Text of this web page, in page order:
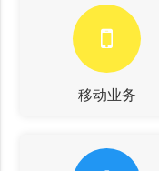
移动业务